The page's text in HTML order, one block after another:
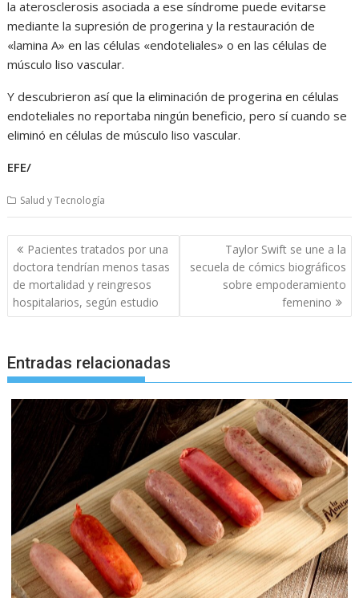
la aterosclerosis asociada a ese síndrome puede evitarse
mediante la supresión de progerina y la restauración de
«lamina A» en las células «endoteliales» o en las células de
músculo liso vascular.
Y descubrieron así que la eliminación de progerina en células
endoteliales no reportaba ningún beneficio, pero sí cuando se
eliminó en células de músculo liso vascular.
EFE/
Salud y Tecnología
Navegación
de
entradas
Pacientes tratados por una
doctora tendrían menos tasas
de mortalidad y reingresos
hospitalarios, según estudio
Taylor Swift se une a la
secuela de cómics biográficos
sobre empoderamiento
femenino
Entradas relacionadas